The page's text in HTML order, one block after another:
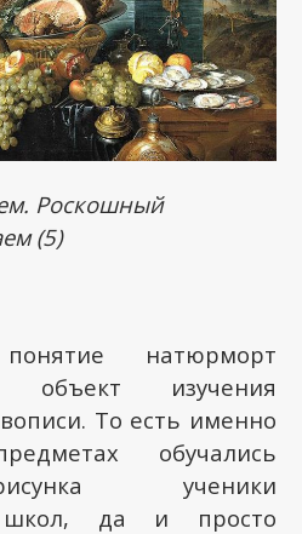
Роскошный
(5)
натюрморт
объект изучения
То есть именно
обучались
ученики
школ, да и просто